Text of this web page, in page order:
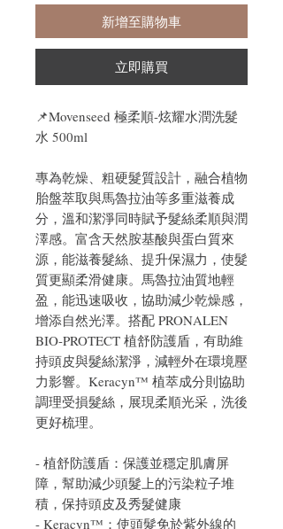
新增至購物車
立即購買
📌Movenseed 極柔順-炫耀水潤洗髮
水 500ml
專為乾燥、粗硬髮質設計，融合植物
胎盤萃取與馬魯拉油等多重滋養成
分，溫和潔淨同時賦予髮絲柔順與潤
澤感。富含天然胺基酸與蛋白質來
源，能滋養髮絲、提升保濕力，使髮
質更顯柔滑健康。馬魯拉油質地輕
盈，能迅速吸收，協助減少乾燥感，
增添自然光澤。搭配 PRONALEN
BIO-PROTECT 植舒防護盾，有助維
持頭皮與髮絲潔淨，減輕外在環境壓
力影響。Keracyn™ 植萃成分則協助
調理受損髮絲，展現柔順光采，洗後
更好梳理。
- 植舒防護盾：保護並穩定肌膚屏
障，幫助減少頭髮上的污染粒子堆
積，保持頭皮及秀髮健康
- Keracyn™：使頭髮免於紫外線的